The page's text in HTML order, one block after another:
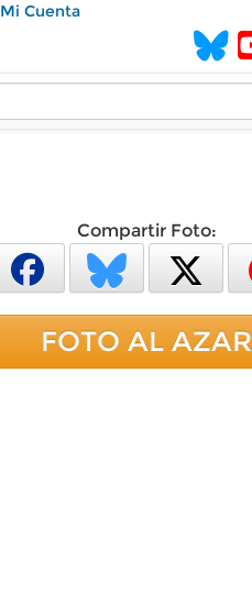
Mi Cuenta
Compartir Foto:
FOTO AL AZAR